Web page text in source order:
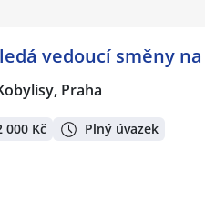
vedoucí směny na
Praha
000 Kč Plný úvazek